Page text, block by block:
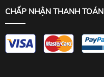
CHẤP NHẬN THANH TOÁN